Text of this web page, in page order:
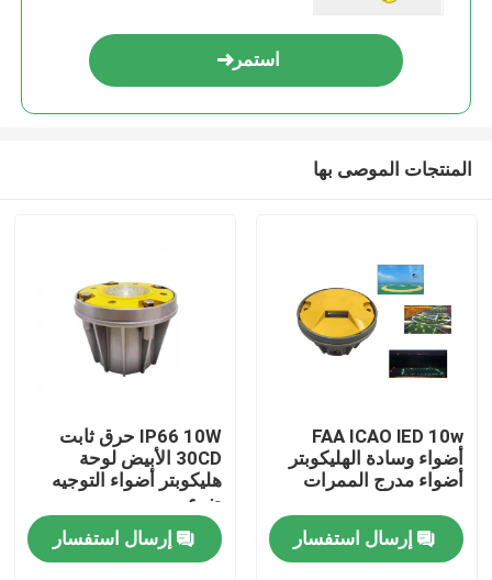
الصفحة الرئيسية
منتجات
معلومات عنا
استمر
المنتجات الموصى بها
FAA ICAO lED 10w
أضواء وسادة الهليكوبتر
أضواء مدرج الممرات
إرسال استفسار
IP66 10W حرق ثابت
30CD الأبيض لوحة
هليكوبتر أضواء التوجيه
ضوء
إرسال استفسار